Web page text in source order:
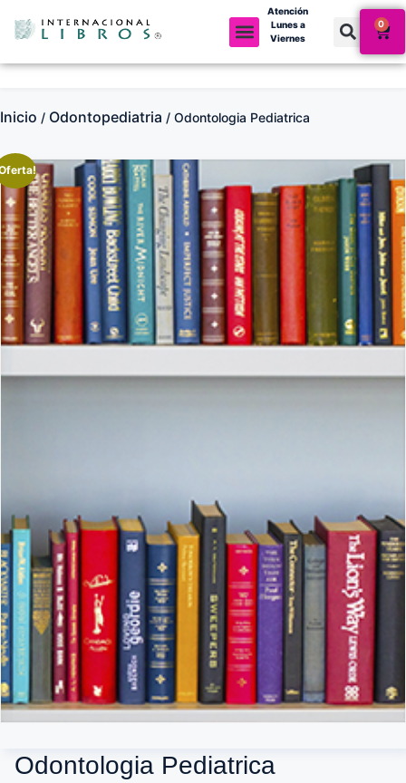
Atención
Lunes a
Viernes
0
Inicio / Odontopediatria / Odontologia Pediatrica
Odontologia Pediatrica